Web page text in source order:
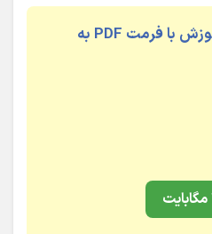
دانلود فایل این آموزش با فرمت PDF به